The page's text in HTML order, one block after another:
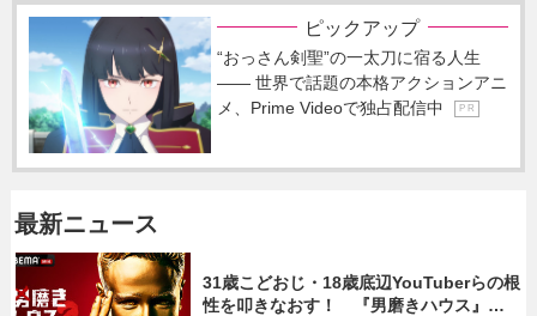
ピックアップ
“おっさん剣聖”の一太刀に宿る人生
―― 世界で話題の本格アクションアニ
メ、Prime Videoで独占配信中
P R
最新ニュース
31歳こどおじ・18歳底辺YouTuberらの根
性を叩きなおす！ 『男磨きハウス』第2